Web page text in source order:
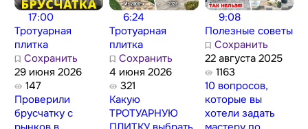
17:00
Тротуарная
плитка
Сохранить
29 июня 2026
147
Проверили
брусчатку с
6:24
Тротуарная
плитка
Сохранить
4 июня 2026
321
Какую
ТРОТУАРНУЮ
9:08
Полезные советы
Сохранить
22 августа 2025
1163
10 вопросов,
которые вы
хотели задать